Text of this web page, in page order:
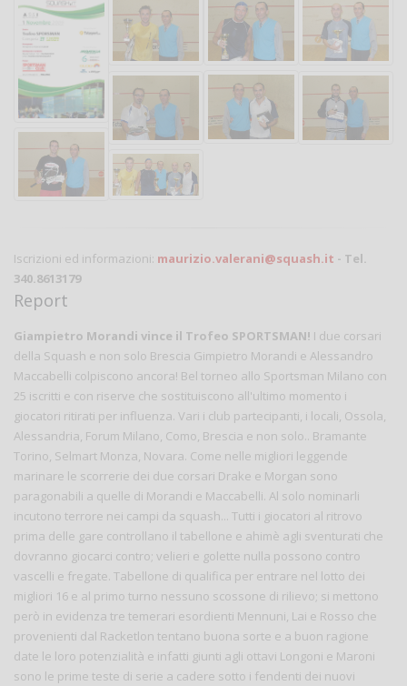
Iscrizioni ed informazioni: maurizio.valerani@squash.it - Tel.
340.8613179
Report
Giampietro Morandi vince il Trofeo SPORTSMAN! I due corsari
della Squash e non solo Brescia Gimpietro Morandi e Alessandro
Maccabelli colpiscono ancora! Bel torneo allo Sportsman Milano con
25 iscritti e con riserve che sostituiscono all'ultimo momento i
giocatori ritirati per influenza. Vari i club partecipanti, i locali, Ossola,
Alessandria, Forum Milano, Como, Brescia e non solo.. Bramante
Torino, Selmart Monza, Novara. Come nelle migliori leggende
marinare le scorrerie dei due corsari Drake e Morgan sono
paragonabili a quelle di Morandi e Maccabelli. Al solo nominarli
incutono terrore nei campi da squash... Tutti i giocatori al ritrovo
prima delle gare controllano il tabellone e ahimè agli sventurati che
dovranno giocarci contro; velieri e golette nulla possono contro
vascelli e fregate. Tabellone di qualifica per entrare nel lotto dei
migliori 16 e al primo turno nessuno scossone di rilievo; si mettono
però in evidenza tre temerari esordienti Mennuni, Lai e Rosso che
provenienti dal Racketlon tentano buona sorte e a buon ragione
date le loro potenzialità e infatti giunti agli ottavi Longoni e Maroni
sono le prime teste di serie a cadere sotto i fendenti dei nuovi